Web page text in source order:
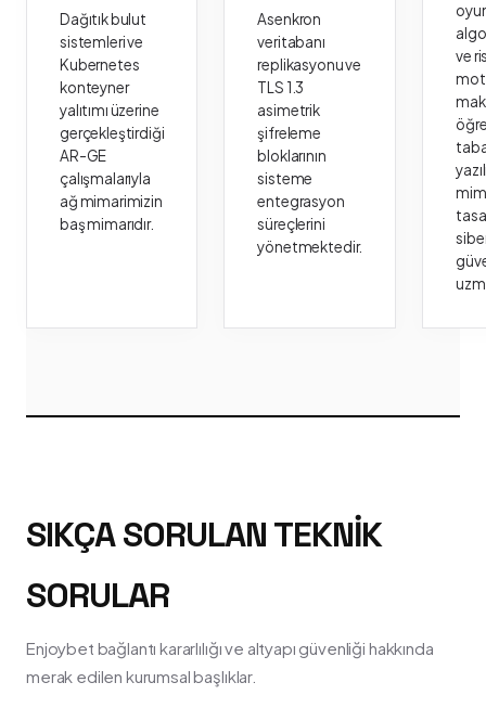
Dağıtık bulut
sistemleri ve
Kubernetes
konteyner
yalıtımı üzerine
gerçekleştirdiği
AR-GE
çalışmalarıyla
ağ mimarimizin
baş mimarıdır.
Asenkron
veritabanı
replikasyonu ve
TLS 1.3
asimetrik
şifreleme
bloklarının
sisteme
entegrasyon
süreçlerini
yönetmektedir.
ve
SIKÇA SORULAN TEKNIK
SORULAR
Enjoybet bağlantı kararlılığı ve altyapı güvenliği hakkında
merak edilen kurumsal başlıklar.